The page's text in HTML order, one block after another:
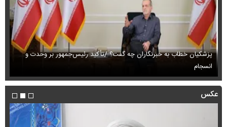
پزشکیان خطاب به خبرنگاران چه گفت؟ /تأکید رئیس‌جمهور بر وحدت و
انسجام
عکس